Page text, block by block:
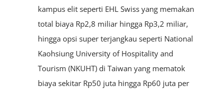
kampus elit seperti EHL Swiss yang memakan
total biaya Rp2,8 miliar hingga Rp3,2 miliar,
hingga opsi super terjangkau seperti National
Kaohsiung University of Hospitality and
Tourism (NKUHT) di Taiwan yang mematok
biaya sekitar Rp50 juta hingga Rp60 juta per